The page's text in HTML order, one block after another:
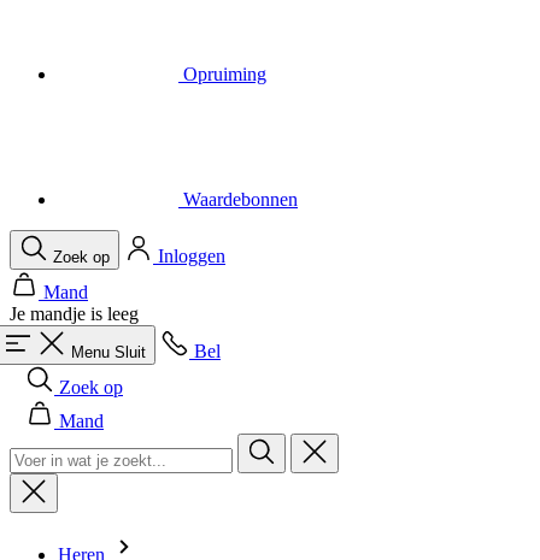
Je mandje is leeg
Menu Sluit
Bel
Zoek op
Mand
Heren
Alles in categorie Heren